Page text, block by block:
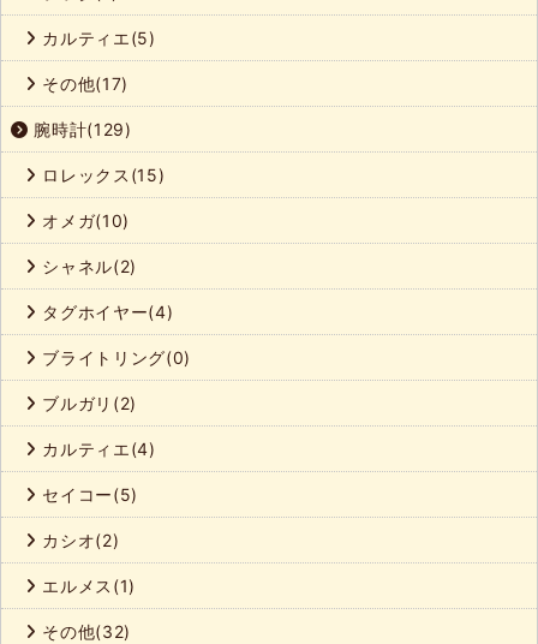
カルティエ(5)
その他(17)
腕時計(129)
ロレックス(15)
オメガ(10)
シャネル(2)
タグホイヤー(4)
ブライトリング(0)
ブルガリ(2)
カルティエ(4)
セイコー(5)
カシオ(2)
エルメス(1)
その他(32)